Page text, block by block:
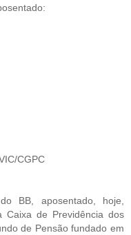
CGPC
BB, aposentado, hoje,
Caixa de Previdência dos
de Pensão fundado em